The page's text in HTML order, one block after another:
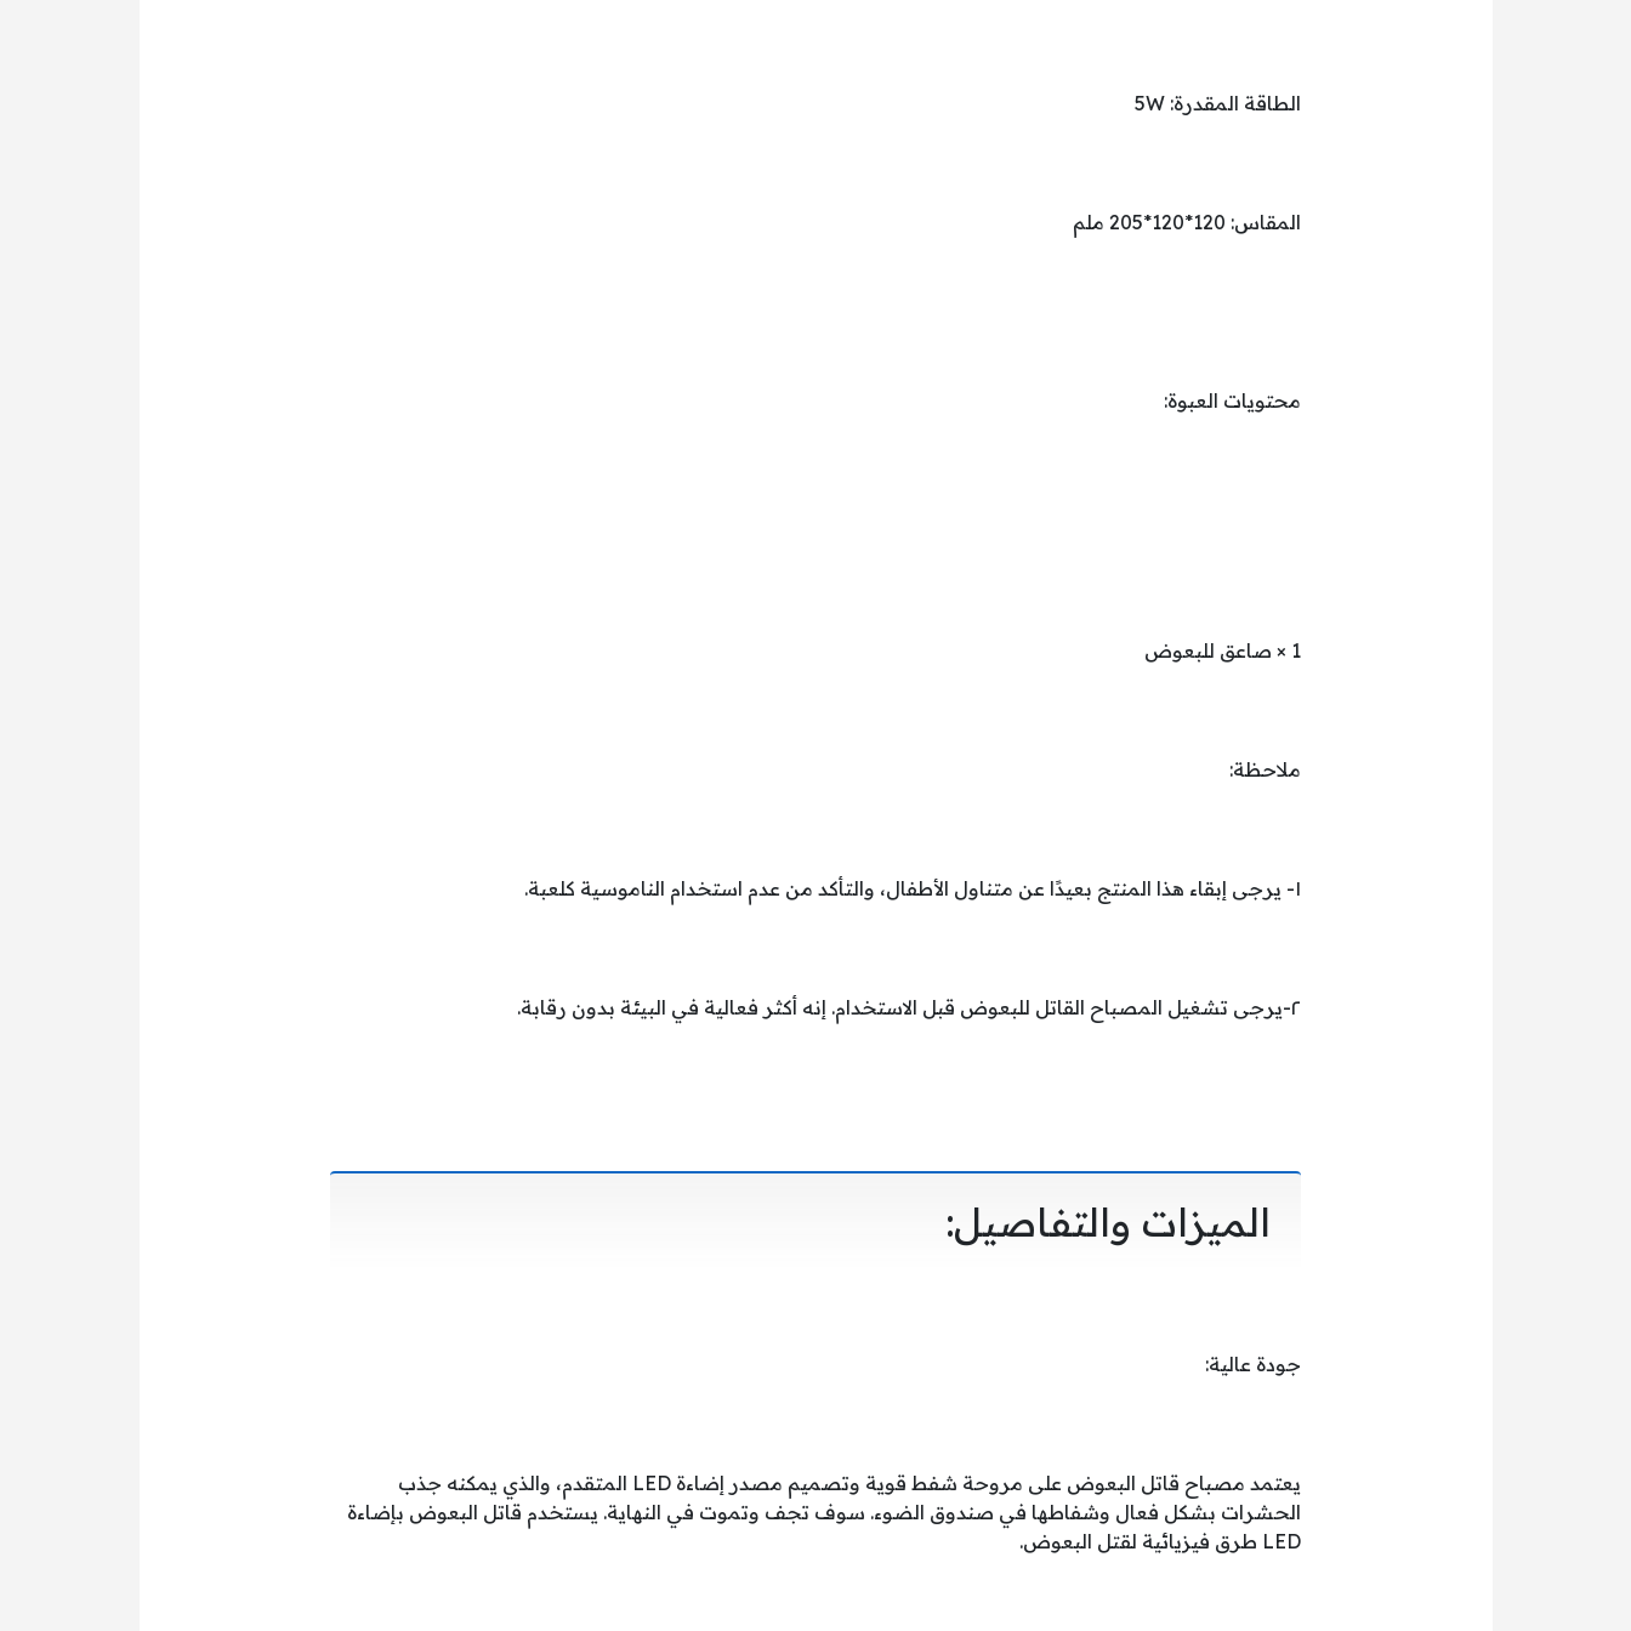
الطاقة المقدرة: 5W
المقاس: 120*120*205 ملم
محتويات العبوة:
1 × صاعق للبعوض
ملاحظة:
١- يرجى إبقاء هذا المنتج بعيدًا عن متناول الأطفال، والتأكد من عدم استخدام الناموسية كلعبة.
٢-يرجى تشغيل المصباح القاتل للبعوض قبل الاستخدام. إنه أكثر فعالية في البيئة بدون رقابة.
الميزات والتفاصيل:
جودة عالية:
يعتمد مصباح قاتل البعوض على مروحة شفط قوية وتصميم مصدر إضاءة LED المتقدم، والذي يمكنه جذب
الحشرات بشكل فعال وشفاطها في صندوق الضوء. سوف تجف وتموت في النهاية. يستخدم قاتل البعوض بإضاءة
LED طرق فيزيائية لقتل البعوض.